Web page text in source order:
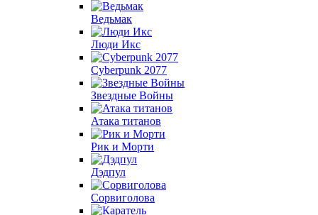
Ведьмак
Люди Икс
Cyberpunk 2077
Звездные Войны
Атака титанов
Рик и Морти
Дэдпул
Сорвиголова